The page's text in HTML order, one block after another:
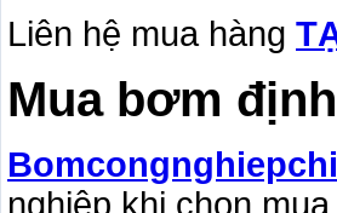
Liên hệ mua hàng
Mua bơm
nghiệp khi chọn